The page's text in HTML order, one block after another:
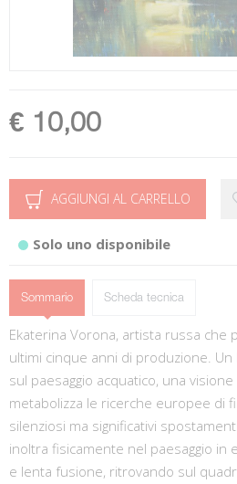
€ 10,00
AGGIUNGI AL CARRELLO
Solo uno disponibile
Sommario Scheda tecnica
Ekaterina Vorona, artista russa che
ultimi cinque anni di produzione.
sul paesaggio acquatico, una
metabolizza le ricerche europee di
silenziosi ma significativi
inoltra fisicamente nel paesaggio in
e lenta fusione, ritrovando sul